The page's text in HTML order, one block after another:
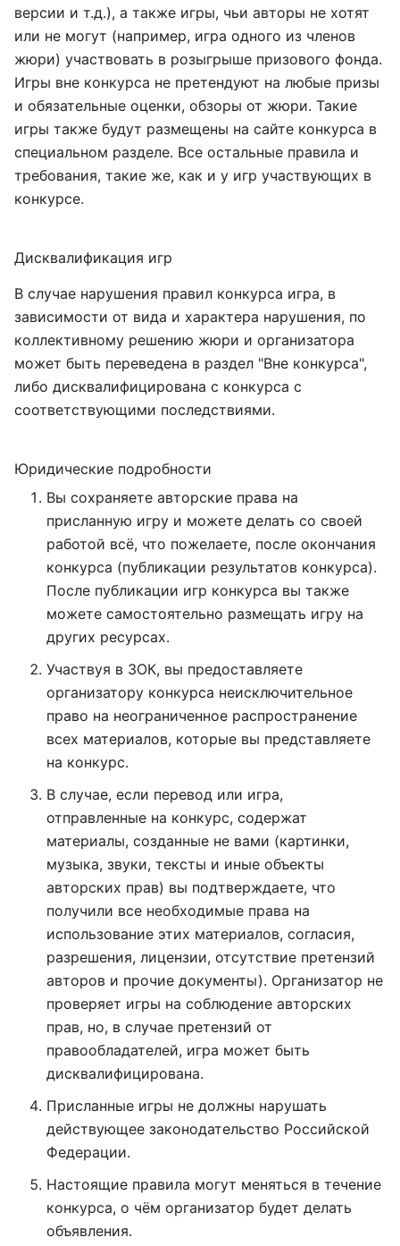
версии и т.д.), а также игры, чьи авторы не хотят
или не могут (например, игра одного из членов
жюри) участвовать в розыгрыше призового фонда.
Игры вне конкурса не претендуют на любые призы
и обязательные оценки, обзоры от жюри. Такие
игры также будут размещены на сайте конкурса в
специальном разделе. Все остальные правила и
требования, такие же, как и у игр участвующих в
конкурсе.
Дисквалификация игр
В случае нарушения правил конкурса игра, в
зависимости от вида и характера нарушения, по
коллективному решению жюри и организатора
может быть переведена в раздел "Вне конкурса",
либо дисквалифицирована с конкурса с
соответствующими последствиями.
Юридические подробности
Вы сохраняете авторские права на
присланную игру и можете делать со своей
работой всё, что пожелаете, после окончания
конкурса (публикации результатов конкурса).
После публикации игр конкурса вы также
можете самостоятельно размещать игру на
других ресурсах.
Участвуя в ЗОК, вы предоставляете
организатору конкурса неисключительное
право на неограниченное распространение
всех материалов, которые вы представляете
на конкурс.
В случае, если перевод или игра,
отправленные на конкурс, содержат
материалы, созданные не вами (картинки,
музыка, звуки, тексты и иные объекты
авторских прав) вы подтверждаете, что
получили все необходимые права на
использование этих материалов, согласия,
разрешения, лицензии, отсутствие претензий
авторов и прочие документы). Организатор не
проверяет игры на соблюдение авторских
прав, но, в случае претензий от
правообладателей, игра может быть
дисквалифицирована.
Присланные игры не должны нарушать
действующее законодательство Российской
Федерации.
Настоящие правила могут меняться в течение
конкурса, о чём организатор будет делать
объявления.